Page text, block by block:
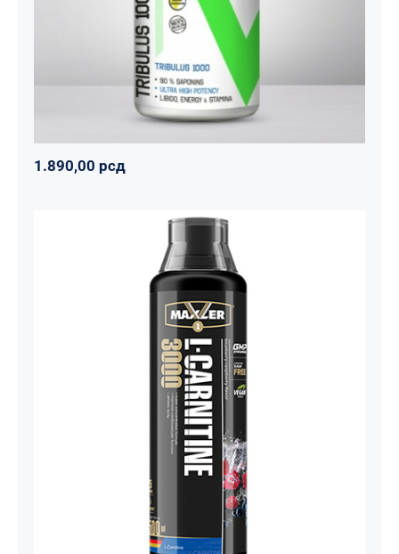
1.890,00 рсд
1.890,00 рсд
Carnitine Liquid Comfortable Shape
3000 – 500 ml
Mršavko Svi proizvodi
1.800,00рсд